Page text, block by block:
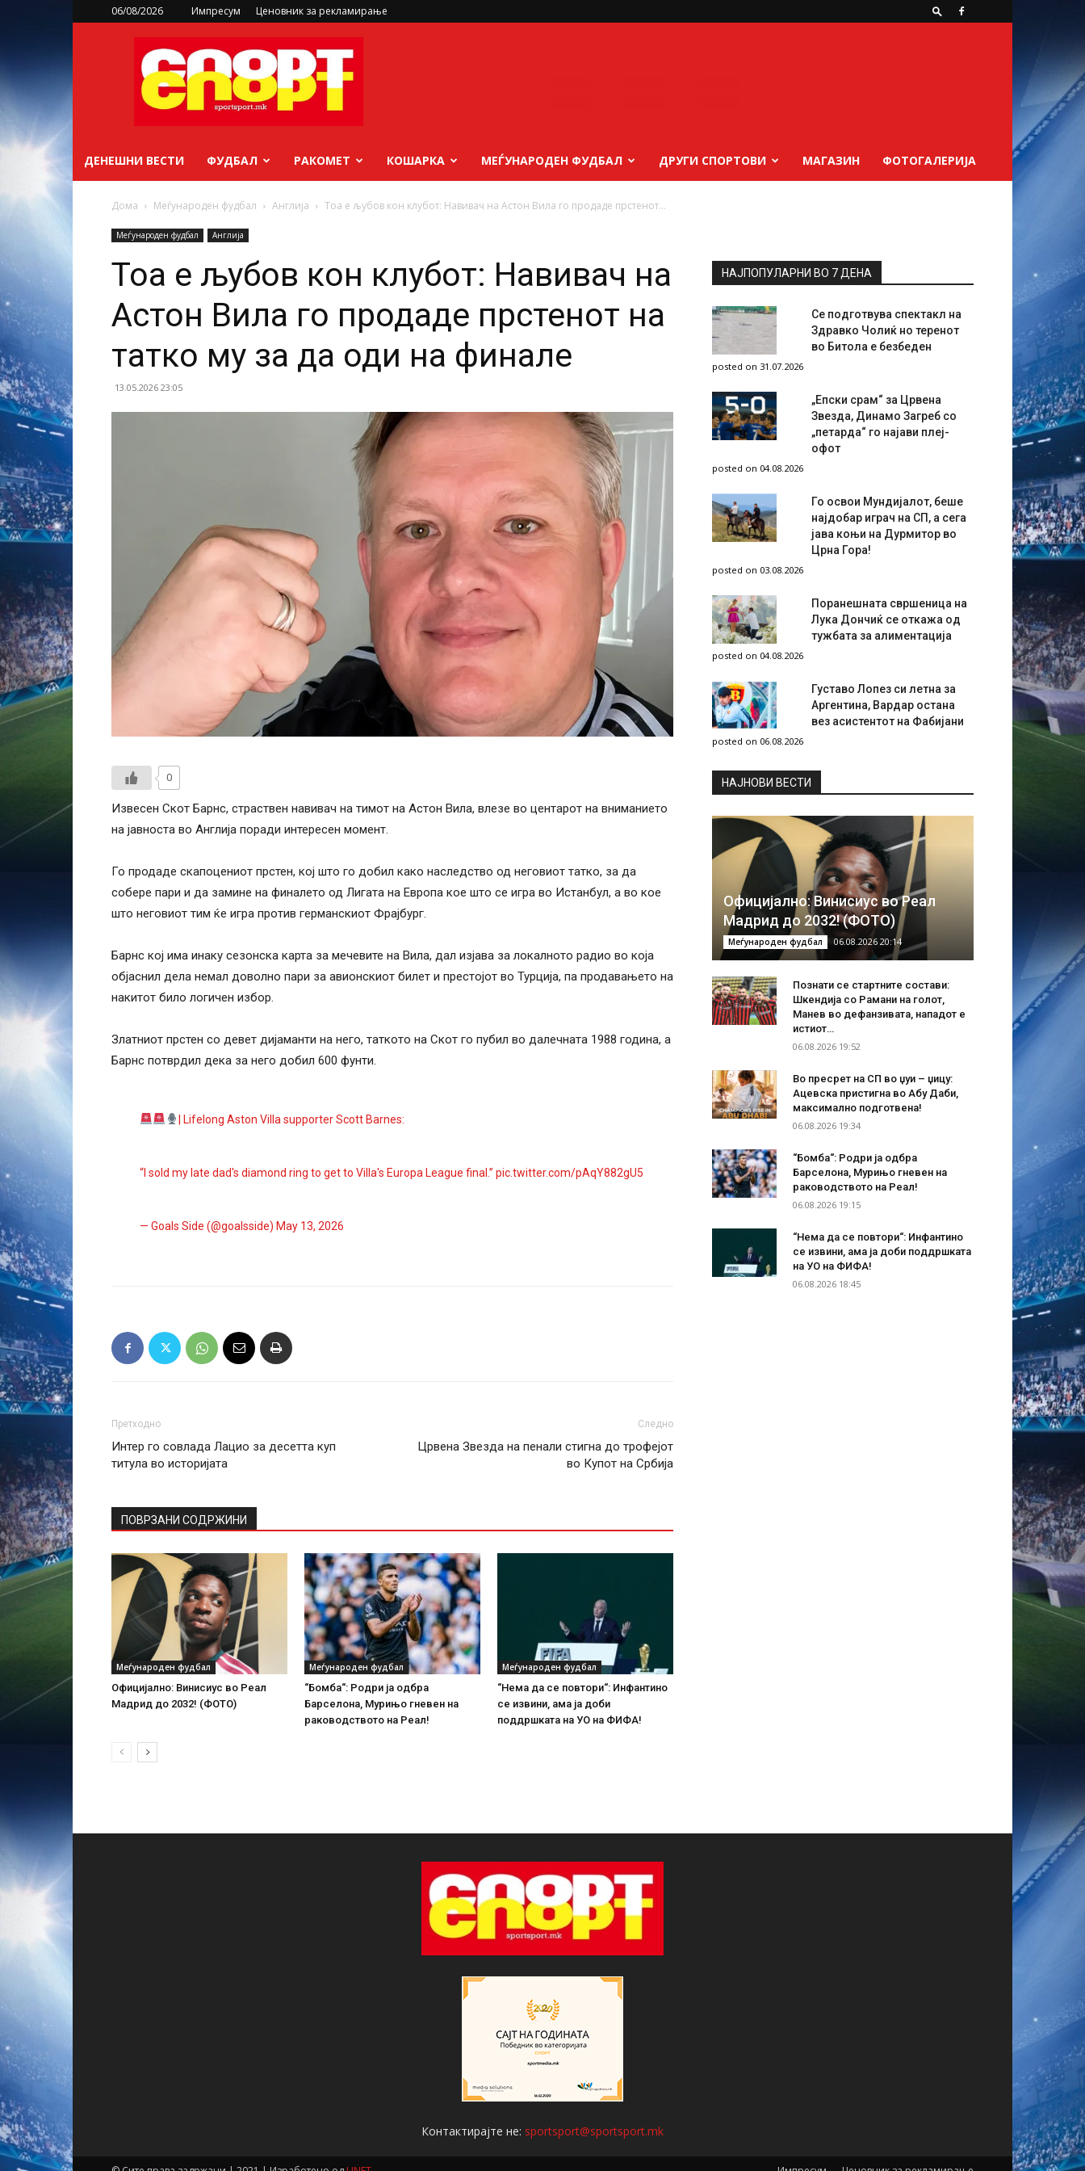
06/08/2026 Импресум Ценовник за рекламирање
sportsport.mk
ДЕНЕШНИ ВЕСТИ ФУДБАЛ РАКОМЕТ КОШАРКА МЕЃУНАРОДЕН ФУДБАЛ ДРУГИ СПОРТОВИ МАГАЗИН ФОТОГАЛЕРИЈА
Дома Меѓународен фудбал Англија Тоа е љубов кон клубот: Навивач на Астон Вила го продаде прстенот...
Меѓународен фудбал Англија
Тоа е љубов кон клубот: Навивач на
Астон Вила го продаде прстенот на
татко му за да оди на финале
13.05.2026 23:05
0
Извесен Скот Барнс, страствен навивач на тимот на Астон Вила, влезе во центарот на вниманието
на јавноста во Англија поради интересен момент.
Го продаде скапоцениот прстен, кој што го добил како наследство од неговиот татко, за да
собере пари и да замине на финалето од Лигата на Европа кое што се игра во Истанбул, а во кое
што неговиот тим ќе игра против германскиот Фрајбург.
Барнс кој има инаку сезонска карта за мечевите на Вила, дал изјава за локалното радио во која
објаснил дела немал доволно пари за авионскиот билет и престојот во Турција, па продавањето на
накитот било логичен избор.
Златниот прстен со девет дијаманти на него, таткото на Скот го пубил во далечната 1988 година, а
Барнс потврдил дека за него добил 600 фунти.
| Lifelong Aston Villa supporter Scott Barnes:
“I sold my late dad's diamond ring to get to Villa's Europa League final.” pic.twitter.com/pAqY882gU5
— Goals Side (@goalsside) May 13, 2026
Претходно
Интер го совлада Лацио за десетта куп
титула во историјата
Следно
Црвена Звезда на пенали стигна до трофејот
во Купот на Србија
ПОВРЗАНИ СОДРЖИНИ
Меѓународен фудбал
Официјално: Винисиус во Реал
Мадрид до 2032! (ФОТО)
Меѓународен фудбал
“Бомба“: Родри ја одбра
Барселона, Мурињо гневен на
раководството на Реал!
Меѓународен фудбал
“Нема да се повтори“: Инфантино
се извини, ама ја доби
поддршката на УО на ФИФА!
НАЈПОПУЛАРНИ ВО 7 ДЕНА
Се подготвува спектакл на
Здравко Чолиќ но теренот
во Битола е безбеден
posted on 31.07.2026
„Епски срам“ за Црвена
Звезда, Динамо Загреб со
„петарда“ го најави плеј-
офот
posted on 04.08.2026
Го освои Мундијалот, беше
најдобар играч на СП, а сега
јава коњи на Дурмитор во
Црна Гора!
posted on 03.08.2026
Поранешната свршеница на
Лука Дончиќ се откажа од
тужбата за алиментација
posted on 04.08.2026
Густаво Лопез си летна за
Аргентина, Вардар остана
вез асистентот на Фабијани
posted on 06.08.2026
НAЈНОВИ ВЕСТИ
Официјално: Винисиус во Реал
Мадрид до 2032! (ФОТО)
Меѓународен фудбал 06.08.2026 20:14
Познати се стартните состави:
Шкендија со Рамани на голот,
Манев во дефанзивата, нападот е
истиот…
06.08.2026 19:52
Во пресрет на СП во џуи – џицу:
Ацевска пристигна во Абу Даби,
максимално подготвена!
06.08.2026 19:34
“Бомба“: Родри ја одбра
Барселона, Мурињо гневен на
раководството на Реал!
06.08.2026 19:15
“Нема да се повтори“: Инфантино
се извини, ама ја доби поддршката
на УО на ФИФА!
06.08.2026 18:45
Контактирајте не: sportsport@sportsport.mk